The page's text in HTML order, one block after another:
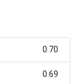
0.70
0.69